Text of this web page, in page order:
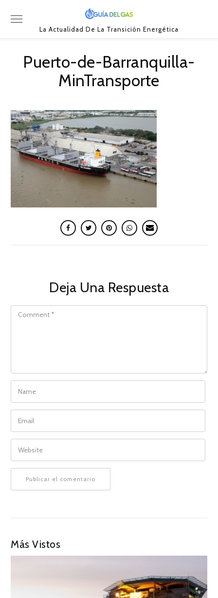
La Actualidad De La Transición Energética
Puerto-de-Barranquilla-
MinTransporte
Deja Una Respuesta
COMMENT
NAME
EMAIL
WEBSITE
Más Vistos